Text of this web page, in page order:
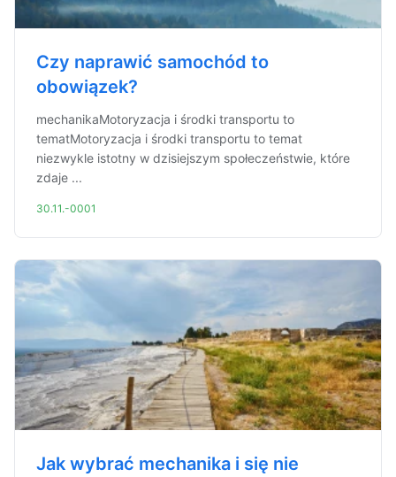
Czy naprawić samochód to
obowiązek?
mechanikaMotoryzacja i środki transportu to
tematMotoryzacja i środki transportu to temat
niezwykle istotny w dzisiejszym społeczeństwie, które
zdaje ...
30.11.-0001
Jak wybrać mechanika i się nie